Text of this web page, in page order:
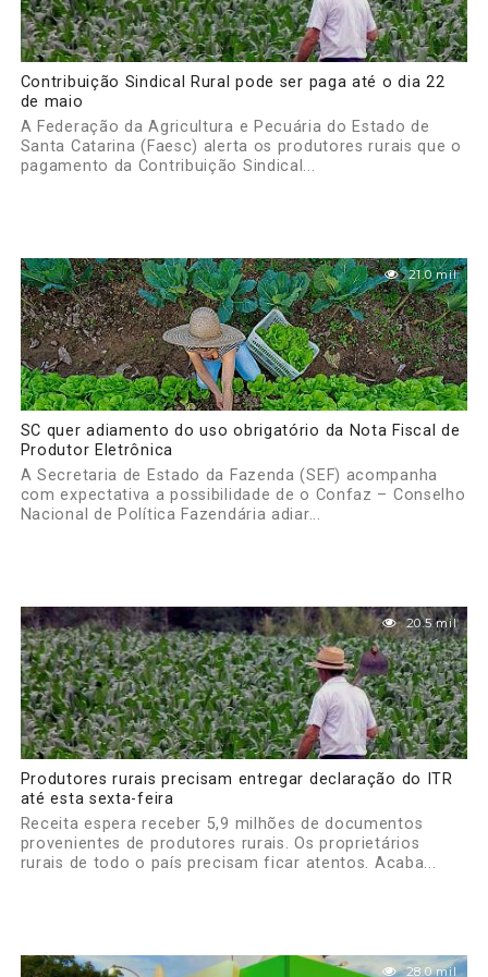
Contribuição Sindical Rural pode ser paga até o dia 22
de maio
A Federação da Agricultura e Pecuária do Estado de
Santa Catarina (Faesc) alerta os produtores rurais que o
pagamento da Contribuição Sindical...
21.0 mil
SC quer adiamento do uso obrigatório da Nota Fiscal de
Produtor Eletrônica
A Secretaria de Estado da Fazenda (SEF) acompanha
com expectativa a possibilidade de o Confaz – Conselho
Nacional de Política Fazendária adiar...
20.5 mil
Produtores rurais precisam entregar declaração do ITR
até esta sexta-feira
Receita espera receber 5,9 milhões de documentos
provenientes de produtores rurais. Os proprietários
rurais de todo o país precisam ficar atentos. Acaba...
28.0 mil